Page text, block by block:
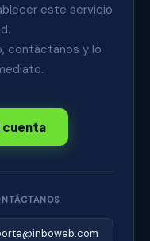
este servicio
contáctanos y lo
cuenta